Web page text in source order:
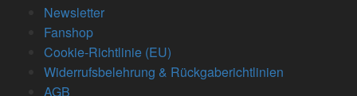
Newsletter
Fanshop
Cookie-Richtlinie (EU)
Widerrufsbelehrung & Rückgaberichtlinien
AGB